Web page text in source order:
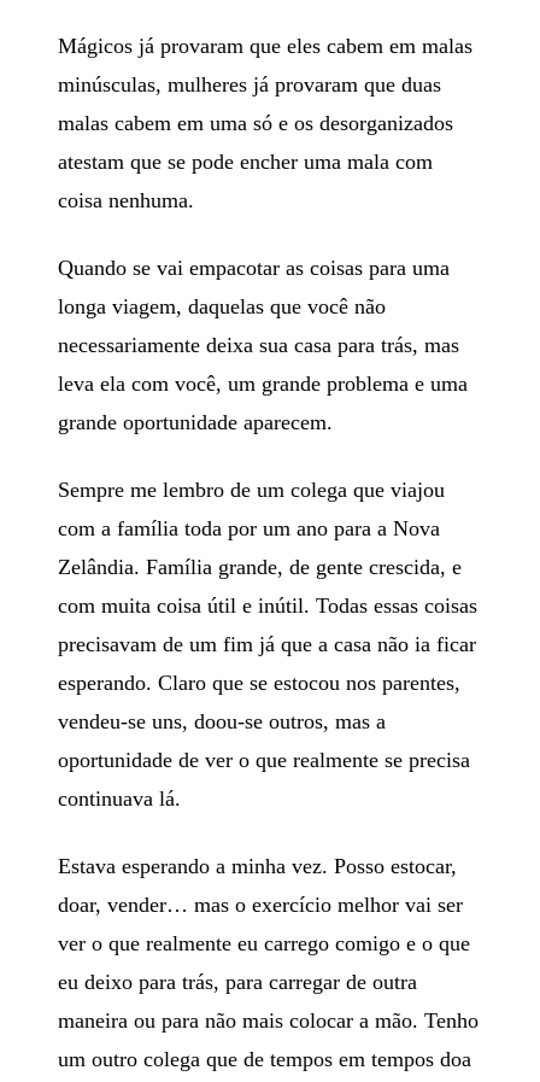
Mágicos já provaram que eles cabem em malas
minúsculas, mulheres já provaram que duas
malas cabem em uma só e os desorganizados
atestam que se pode encher uma mala com
coisa nenhuma.
Quando se vai empacotar as coisas para uma
longa viagem, daquelas que você não
necessariamente deixa sua casa para trás, mas
leva ela com você, um grande problema e uma
grande oportunidade aparecem.
Sempre me lembro de um colega que viajou
com a família toda por um ano para a Nova
Zelândia. Família grande, de gente crescida, e
com muita coisa útil e inútil. Todas essas coisas
precisavam de um fim já que a casa não ia ficar
esperando. Claro que se estocou nos parentes,
vendeu-se uns, doou-se outros, mas a
oportunidade de ver o que realmente se precisa
continuava lá.
Estava esperando a minha vez. Posso estocar,
doar, vender… mas o exercício melhor vai ser
ver o que realmente eu carrego comigo e o que
eu deixo para trás, para carregar de outra
maneira ou para não mais colocar a mão. Tenho
um outro colega que de tempos em tempos doa